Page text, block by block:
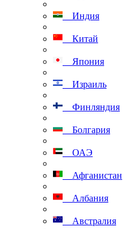
Индия
Китай
Япония
Израиль
Финляндия
Болгария
ОАЭ
Афганистан
Албания
Австралия